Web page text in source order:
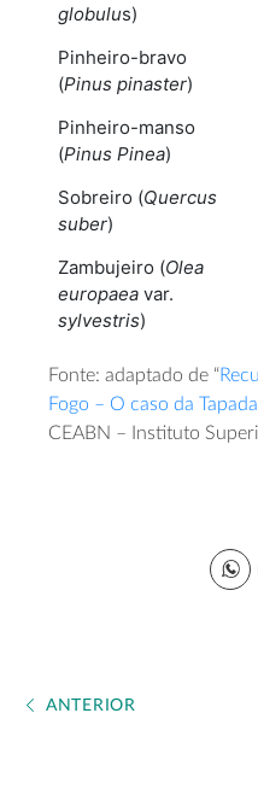
globulus)
Pinheiro-bravo
(Pinus pinaster)
Pinheiro-manso
(Pinus Pinea)
Sobreiro (Quercus
suber)
Zambujeiro (Olea
europaeavar.
sylvestris)
Fonte: adaptado de “
Fogo – O caso da
CEABN – Instituto
ANTERIOR